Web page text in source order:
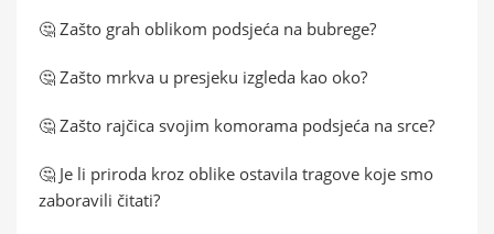
🤔 Zašto grah oblikom podsjeća na bubrege?
🤔 Zašto mrkva u presjeku izgleda kao oko?
🤔 Zašto rajčica svojim komorama podsjeća na srce?
🤔 Je li priroda kroz oblike ostavila tragove koje smo
zaboravili čitati?